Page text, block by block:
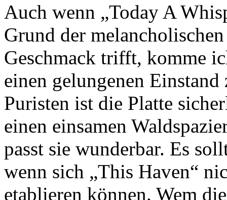
Auch wenn „Today A
Grund der
Geschmack trifft, komme
einen gelungenen
Puristen ist die Platte
einen einsamen
passt sie wunderbar. Es
wenn sich „This Haven“
etablieren können. Wem